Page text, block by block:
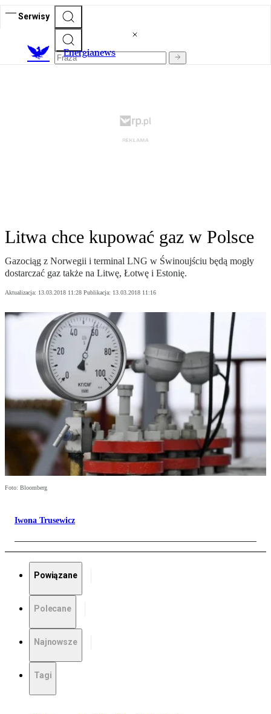
Serwisy
Energianews
Litwa chce kupować gaz w Polsce
Gazociąg z Norwegii i terminal LNG w Świnoujściu będą mogły
dostarczać gaz także na Litwę, Łotwę i Estonię.
Aktualizacja: 13.03.2018 11:28 Publikacja: 13.03.2018 11:16
Foto: Bloomberg
Iwona Trusewicz
Powiązane
Polecane
Najnowsze
Tagi